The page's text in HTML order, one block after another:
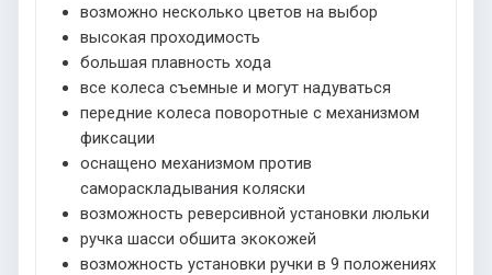
возможно несколько цветов на выбор
высокая проходимость
большая плавность хода
все колеса съемные и могут надуваться
передние колеса поворотные с механизмом
фиксации
оснащено механизмом против
самораскладывания коляски
возможность реверсивной установки люльки
ручка шасси обшита экокожей
возможность установки ручки в 9 положениях